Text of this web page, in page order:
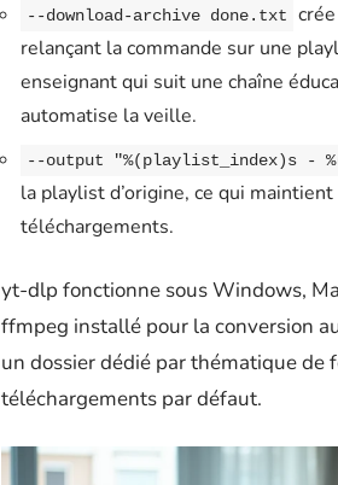
--download-archive done.txt
relançant la commande sur une
enseignant qui suit une chaîne
automatise la veille.
--output "%(playlist_index)s -
la playlist d’origine, ce qui
téléchargements.
yt-dlp fonctionne sous Windows,
ffmpeg installé pour la conversion
un dossier dédié par thématique
téléchargements par défaut.